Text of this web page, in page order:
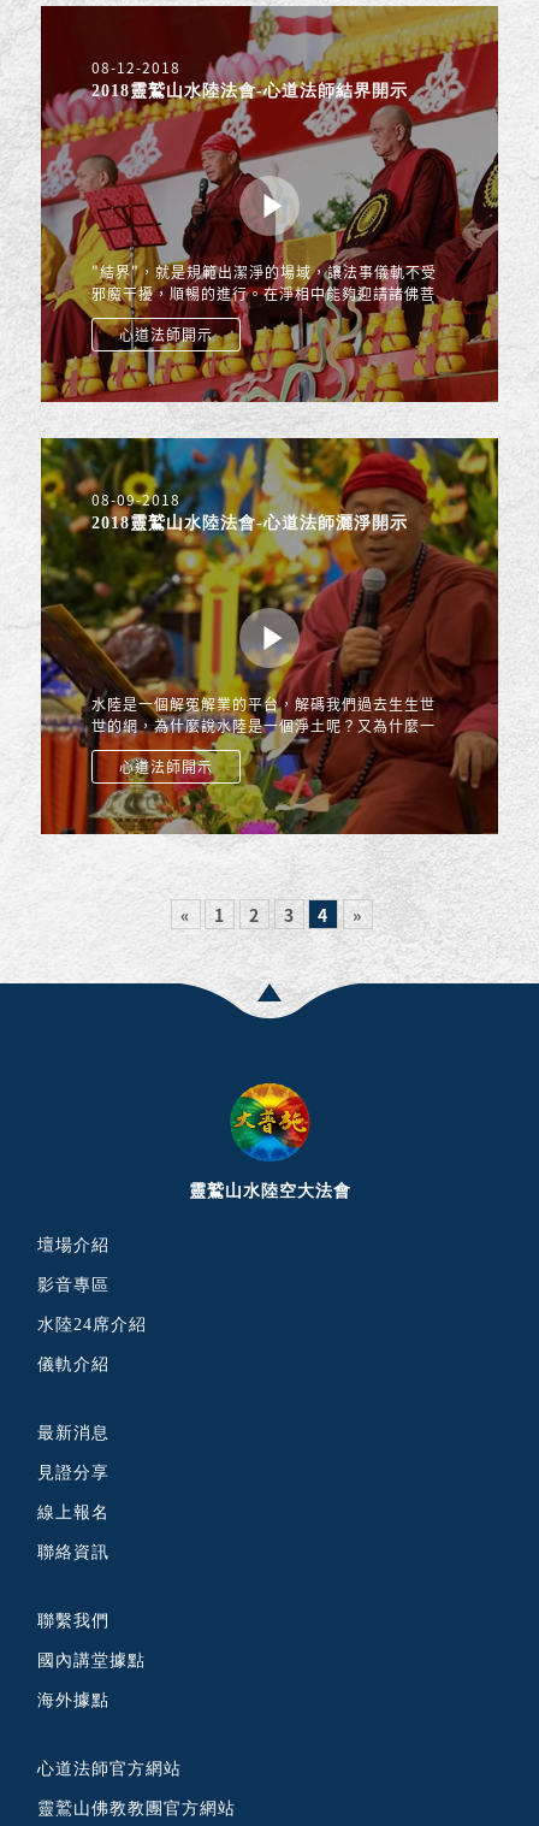
08-12-2018
2018靈鷲山水陸法會-心道法師結界開示
"結界"，就是規範出潔淨的場域，讓法事儀軌不受
邪魔干擾，順暢的進行。在淨相中能夠迎請諸佛菩
薩十方賢聖來到這個聖潔的平台，加持我們身心安
定不生煩惱建堅固而...
心道法師開示
08-09-2018
2018靈鷲山水陸法會-心道法師灑淨開示
水陸是一個解冤解業的平台，解碼我們過去生生世
世的網，為什麼說水陸是一個淨土呢？又為什麼一
切要從懺悔做起呢？什麼是「阿鞞跋致不退轉的大
菩薩」？每年有這麼...
心道法師開示
« 1 2 3 4 »
靈鷲山水陸空大法會
壇場介紹
影音專區
水陸24席介紹
儀軌介紹
最新消息
見證分享
線上報名
聯絡資訊
聯繫我們
國內講堂據點
海外據點
心道法師官方網站
靈鷲山佛教教團官方網站